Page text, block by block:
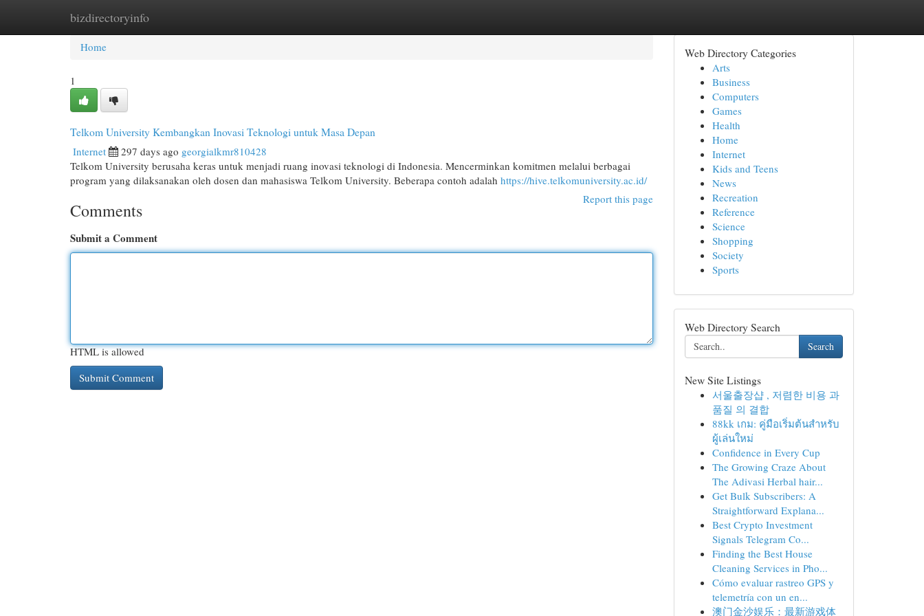
bizdirectoryinfo
Home New Site Listings
Home
1
Telkom University Kembangkan Inovasi Teknologi untuk Masa Depan
Internet 297 days ago georgialkmr810428
Telkom University berusaha keras untuk menjadi ruang inovasi teknologi di Indonesia. Mencerminkan komitmen melalui berbagai
program yang dilaksanakan oleh dosen dan mahasiswa Telkom University. Beberapa contoh adalah https://hive.telkomuniversity.ac.id/
Report this page
Comments
Submit a Comment
HTML is allowed
Web Directory Categories
Arts
Business
Computers
Games
Health
Home
Internet
Kids and Teens
News
Recreation
Reference
Science
Shopping
Society
Sports
Web Directory Search
Search
New Site Listings
서울출장샵 , 저렴한 비용 과
품질 의 결합
88kk เกม: คู่มือเริ่มต้นสำหรับ
ผู้เล่นใหม่
Confidence in Every Cup
The Growing Craze About
The Adivasi Herbal hair...
Get Bulk Subscribers: A
Straightforward Explana...
Best Crypto Investment
Signals Telegram Co...
Finding the Best House
Cleaning Services in Pho...
Cómo evaluar rastreo GPS y
telemetría con un en...
澳门金沙娱乐：最新游戏体